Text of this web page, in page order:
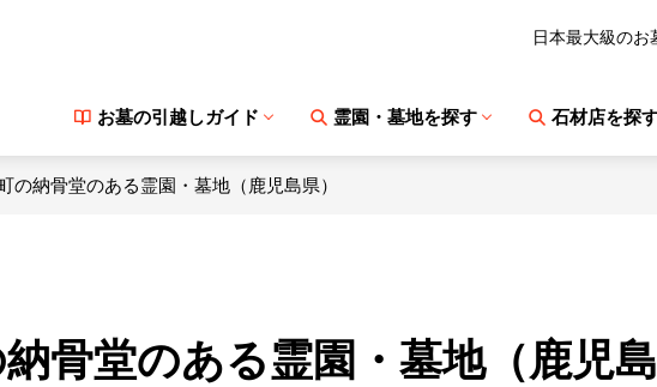
日本最大級のお
お墓の引越しガイド 霊園・墓地を探す 石材店を探
の納骨堂のある霊園・墓地（鹿児島県）
骨堂のある霊園・墓地（鹿児島